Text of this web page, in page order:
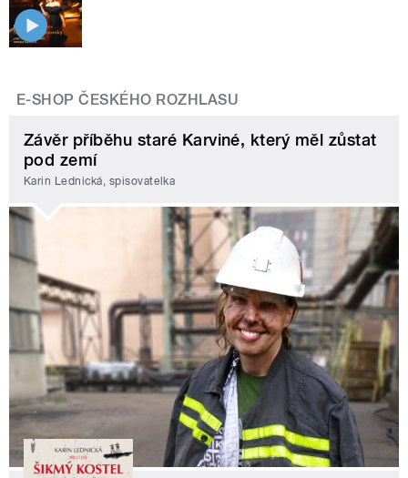
E-SHOP ČESKÉHO ROZHLASU
Závěr příběhu staré Karviné, který měl zůstat
pod zemí
Karin Lednická, spisovatelka